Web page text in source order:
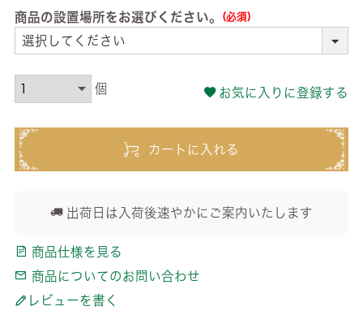
商品の設置場所をお選びください。
お気に入りに登録する
カートに入れる
出荷日は入荷後速やかにご案内いたします
商品仕様を見る
商品についてのお問い合わせ
レビューを書く